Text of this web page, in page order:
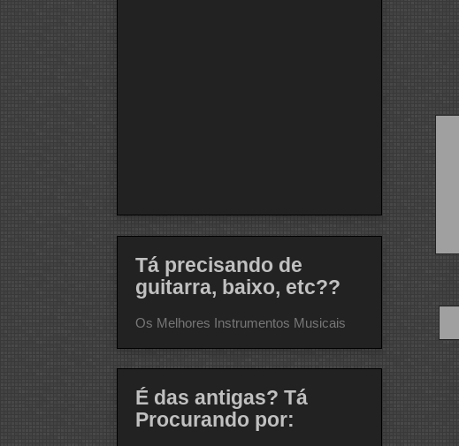
Tá precisando de
guitarra, baixo, etc??
Os Melhores Instrumentos Musicais
É das antigas? Tá
Procurando por: